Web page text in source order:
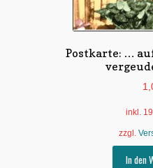
Postkarte: …
inkl.
zzgl.
In den